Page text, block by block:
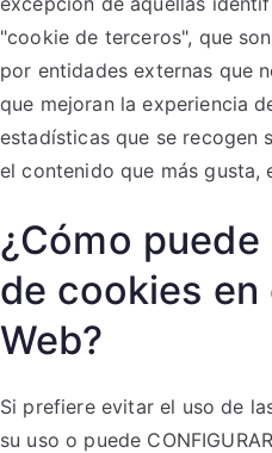
"cookie de terceros", que
por entidades externas que
que mejoran la experiencia
estadísticas que se recogen
el contenido que más gusta,
¿Cómo
de cookies en
Web?
Si prefiere evitar el uso de
su uso o puede